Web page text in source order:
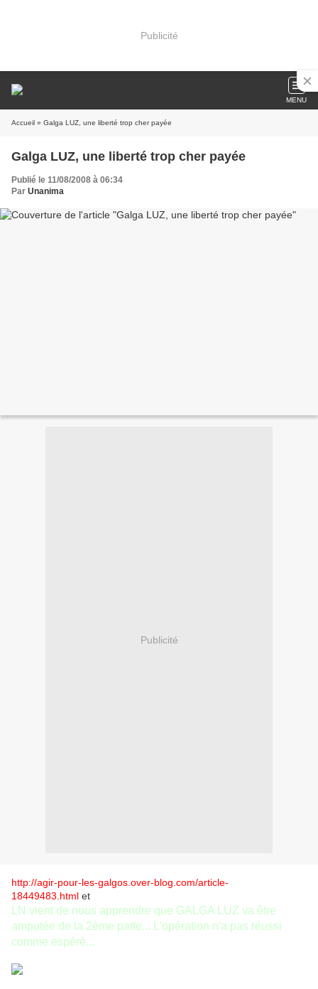
Publicité
MENU
Accueil » Galga LUZ, une liberté trop cher payée
Galga LUZ, une liberté trop cher payée
Publié le 11/08/2008 à 06:34
Par Unanima
Publicité
http://agir-pour-les-galgos.over-blog.com/article-
18449483.html et
LN vient de nous apprendre que GALGA LUZ va être
amputée de la 2ème patte... L'opération n'a pas réussi
comme espéré...